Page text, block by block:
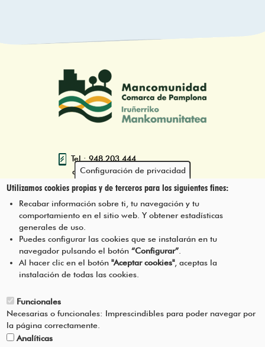
Tel.: 948 203 444
atencion@mancoeduca.com
Programa de Educación Ambiental
Escolar de la Mancomunidad de la
Pie
Menú
CONTÁCTANOS
CONDICIONES DEL SERVICIO
Configuración de privacidad
Utilizamos cookies propias y de terceros para los siguientes fines:
Recabar información sobre ti, tu navegación y tu
comportamiento en el sitio web. Y obtener estadísticas
generales de uso.
Puedes configurar las cookies que se instalarán en tu
navegador pulsando el botón“Configurar”
Al hacer clic en el botón"Aceptar cookies", aceptas la
instalación de todas las cookies.
Funcionales
Necesarias o funcionales: Imprescindibles para poder navegar por
la página correctamente.
Analíticas